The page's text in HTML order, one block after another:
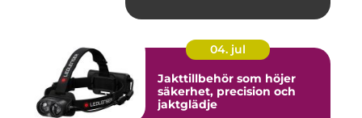
04. jul
Jakttillbehör som höjer
säkerhet, precision och
jaktglädje